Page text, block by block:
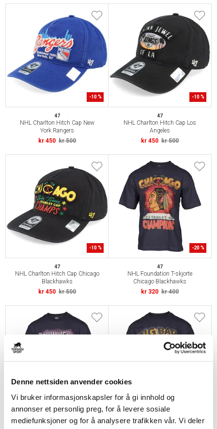
Denne nettsiden anvender cookies
Vi bruker informasjonskapsler for å gi innhold og
annonser et personlig preg, for å levere sosiale
mediefunksjoner og for å analysere trafikken vår. Vi deler
-10 %
47
NHL Charlton Hitch Cap New
York Rangers
kr 450 kr 500
-10 %
47
NHL Charlton Hitch Cap Los
Angeles
kr 450 kr 500
-10 %
47
NHL Charlton Hitch Cap Chicago
Blackhawks
kr 450 kr 500
-20 %
47
NHL Foundation T-skjorte
Chicago Blackhawks
kr 320 kr 400
-20 %
NHL Foundation T-skjorte Los NHL Foundation T-skjorte Boston